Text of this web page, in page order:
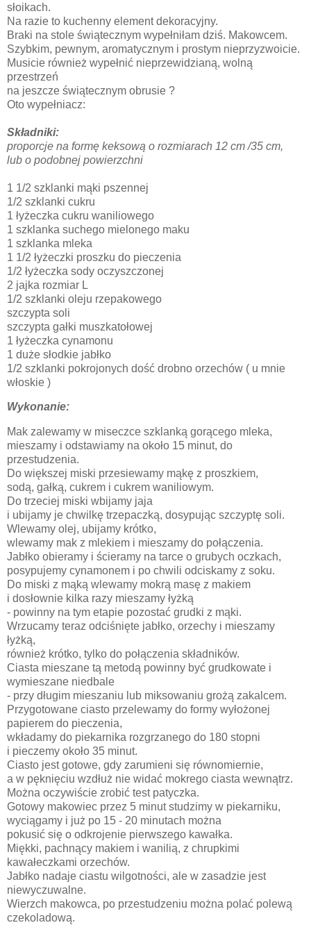
słoikach.
Na razie to kuchenny element dekoracyjny.
Braki na stole świątecznym wypełniłam dziś. Makowcem.
Szybkim, pewnym, aromatycznym i prostym nieprzyzwoicie.
Musicie również wypełnić nieprzewidzianą, wolną
przestrzeń
na jeszcze świątecznym obrusie ?
Oto wypełniacz:
Składniki:
proporcje na formę keksową o rozmiarach 12 cm /35 cm,
lub o podobnej powierzchni
1 1/2 szklanki mąki pszennej
1/2 szklanki cukru
1 łyżeczka cukru waniliowego
1 szklanka suchego mielonego maku
1 szklanka mleka
1 1/2 łyżeczki proszku do pieczenia
1/2 łyżeczka sody oczyszczonej
2 jajka rozmiar L
1/2 szklanki oleju rzepakowego
szczypta soli
szczypta gałki muszkatołowej
1 łyżeczka cynamonu
1 duże słodkie jabłko
1/2 szklanki pokrojonych dość drobno orzechów ( u mnie
włoskie )
Wykonanie:
Mak zalewamy w miseczce szklanką gorącego mleka,
mieszamy i odstawiamy na około 15 minut, do
przestudzenia.
Do większej miski przesiewamy mąkę z proszkiem,
sodą, gałką, cukrem i cukrem waniliowym.
Do trzeciej miski wbijamy jaja
i ubijamy je chwilkę trzepaczką, dosypując szczyptę soli.
Wlewamy olej, ubijamy krótko,
wlewamy mak z mlekiem i mieszamy do połączenia.
Jabłko obieramy i ścieramy na tarce o grubych oczkach,
posypujemy cynamonem i po chwili odciskamy z soku.
Do miski z mąką wlewamy mokrą masę z makiem
i dosłownie kilka razy mieszamy łyżką
- powinny na tym etapie pozostać grudki z mąki.
Wrzucamy teraz odciśnięte jabłko, orzechy i mieszamy
łyżką,
również krótko, tylko do połączenia składników.
Ciasta mieszane tą metodą powinny być grudkowate i
wymieszane niedbale
- przy długim mieszaniu lub miksowaniu grożą zakalcem.
Przygotowane ciasto przelewamy do formy wyłożonej
papierem do pieczenia,
wkładamy do piekarnika rozgrzanego do 180 stopni
i pieczemy około 35 minut.
Ciasto jest gotowe, gdy zarumieni się równomiernie,
a w pęknięciu wzdłuż nie widać mokrego ciasta wewnątrz.
Można oczywiście zrobić test patyczka.
Gotowy makowiec przez 5 minut studzimy w piekarniku,
wyciągamy i już po 15 - 20 minutach można
pokusić się o odkrojenie pierwszego kawałka.
Miękki, pachnący makiem i wanilią, z chrupkimi
kawałeczkami orzechów.
Jabłko nadaje ciastu wilgotności, ale w zasadzie jest
niewyczuwalne.
Wierzch makowca, po przestudzeniu można polać polewą
czekoladową.